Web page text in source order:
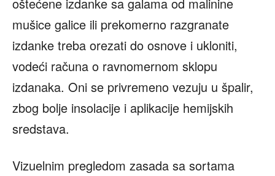
mušice galice ili prekomerno razgranate
izdanke treba orezati do osnove i ukloniti,
vodeći računa o ravnomernom sklopu
izdanaka. Oni se privremeno vezuju u špalir,
zbog bolje insolacije i aplikacije hemijskih
sredstava.
Vizuelnim pregledom zasada sa sortama